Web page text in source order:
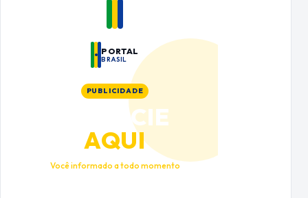
PORTAL
BRASIL
PUBLICIDADE
ANUNCIE
AQUI
Você informado a todo momento